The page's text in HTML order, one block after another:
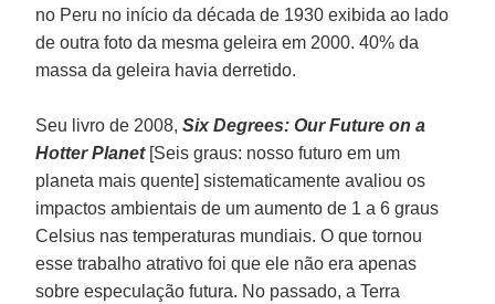
no Peru no início da década de 1930 exibida ao lado
de outra foto da mesma geleira em 2000. 40% da
massa da geleira havia derretido.
Seu livro de 2008,Six Degrees: Our Future on a
Hotter Planet [Seis graus: nosso futuro em um
planeta mais quente] sistematicamente avaliou os
impactos ambientais de um aumento de 1 a 6 graus
Celsius nas temperaturas mundiais. O que tornou
esse trabalho atrativo foi que ele não era apenas
sobre especulação futura. No passado, a Terra